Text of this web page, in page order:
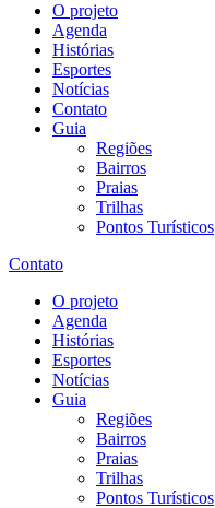
O projeto
Agenda
Histórias
Esportes
Notícias
Contato
Guia
Regiões
Bairros
Praias
Trilhas
Pontos Turísticos
Contato
O projeto
Agenda
Histórias
Esportes
Notícias
Guia
Regiões
Bairros
Praias
Trilhas
Pontos Turísticos